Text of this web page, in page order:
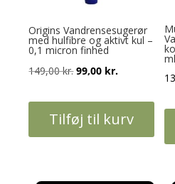
Origins Vandrensesugerør
med hulfibre og aktivt kul –
0,1 micron finhed
149,00kr.Den
var:
99,00 kr.Den
er:
Tilføj til kurv
ml